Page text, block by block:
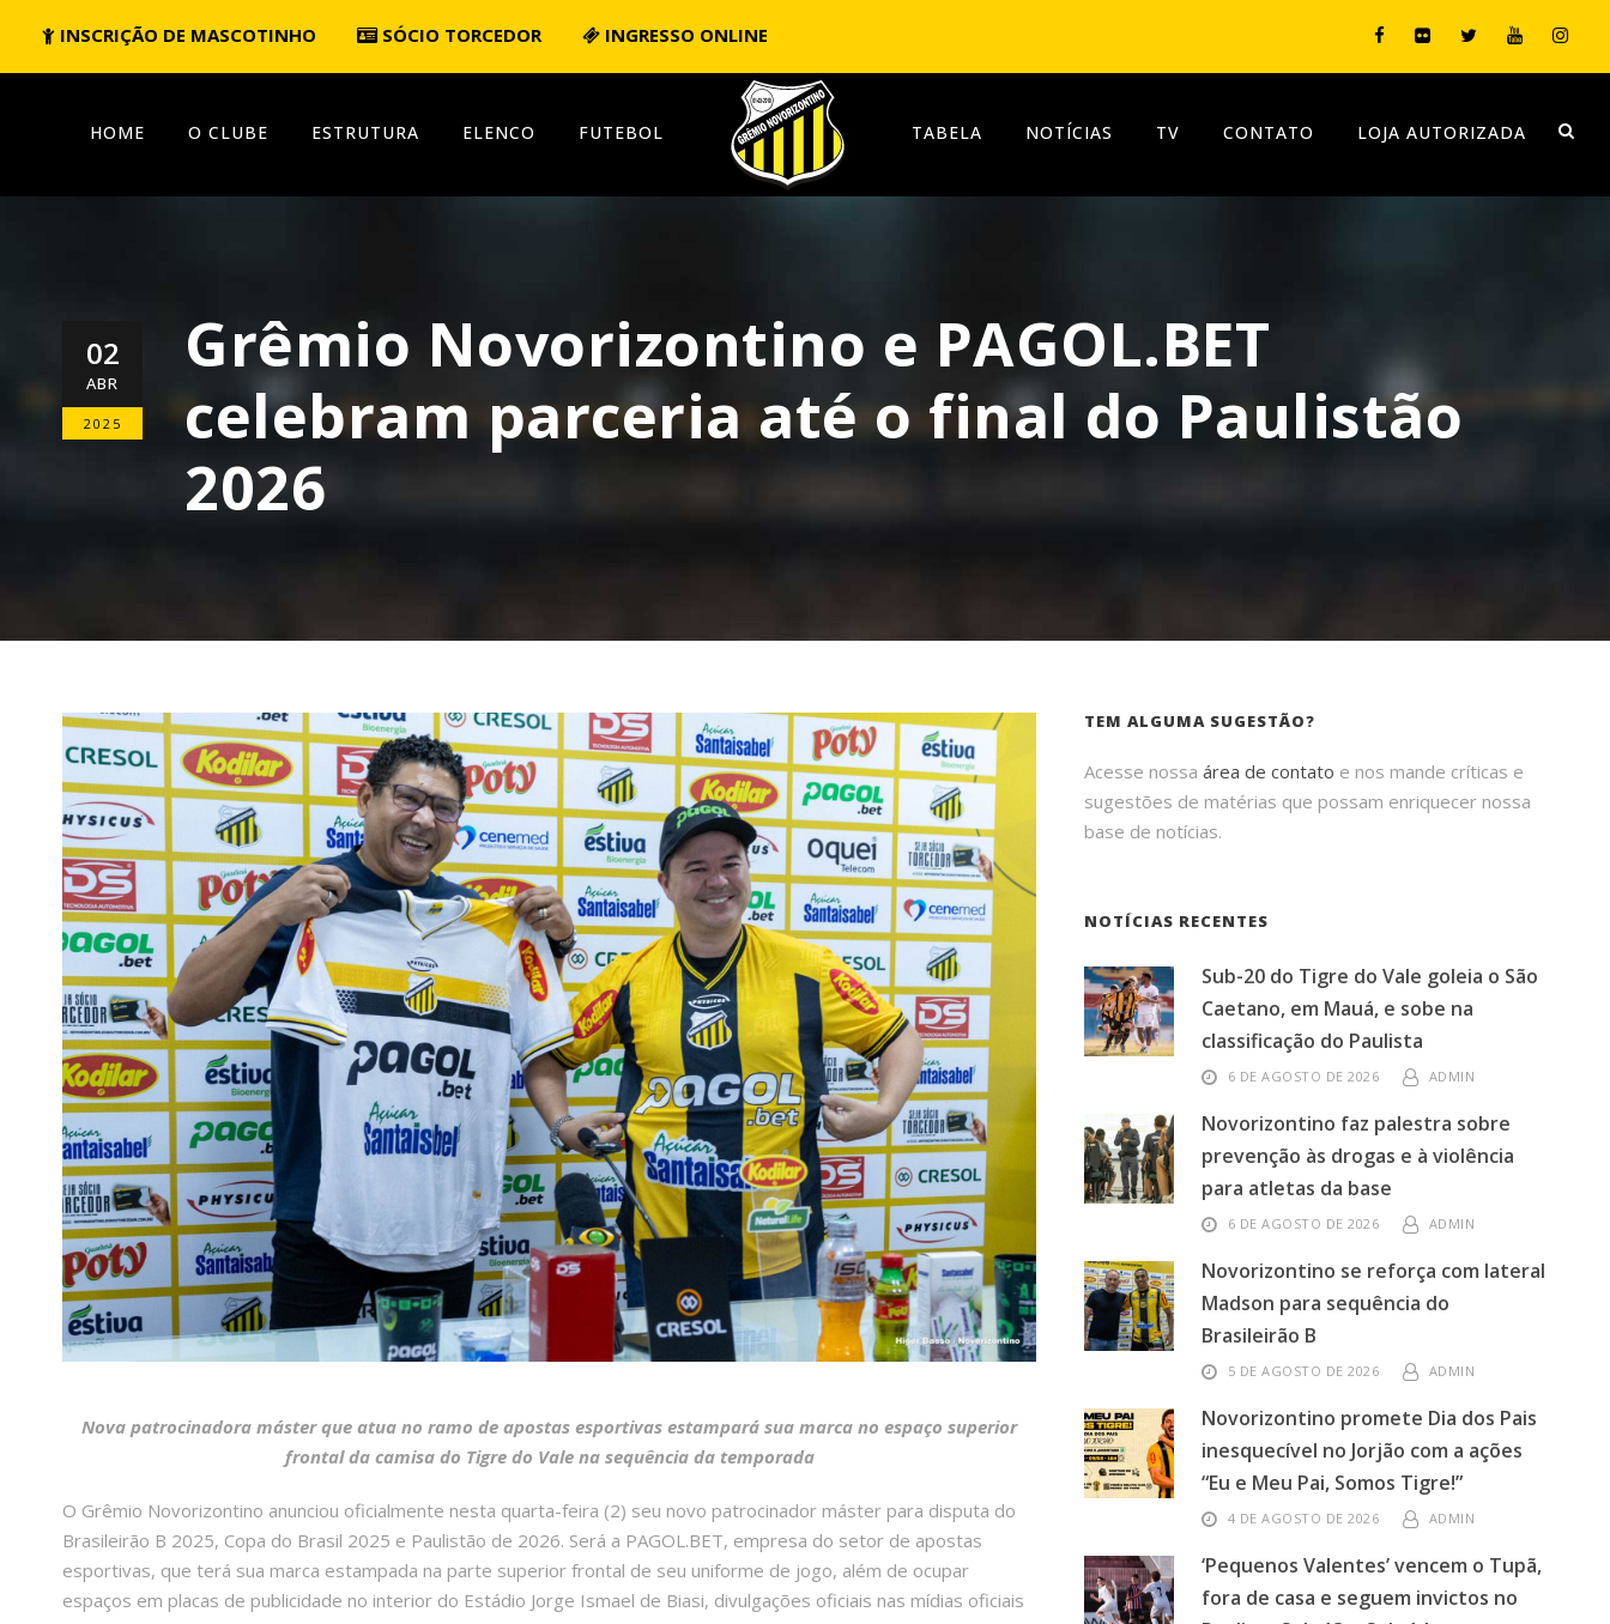
INSCRIÇÃO DE MASCOTINHO SÓCIO TORCEDOR INGRESSO ONLINE
HOME O CLUBE ESTRUTURA ELENCO FUTEBOL TABELA NOTÍCIAS TV CONTATO LOJA AUTORIZADA
02
ABR
2025
Grêmio Novorizontino e PAGOL.BET
celebram parceria até o final do Paulistão
2026
Nova patrocinadora máster que atua no ramo de apostas esportivas estampará sua marca no espaço superior
frontal da camisa do Tigre do Vale na sequência da temporada
O Grêmio Novorizontino anunciou oficialmente nesta quarta-feira (2) seu novo patrocinador máster para disputa do
Brasileirão B 2025, Copa do Brasil 2025 e Paulistão de 2026. Será a PAGOL.BET, empresa do setor de apostas
esportivas, que terá sua marca estampada na parte superior frontal de seu uniforme de jogo, além de ocupar
espaços em placas de publicidade no interior do Estádio Jorge Ismael de Biasi, divulgações oficiais nas mídias oficiais
TEM ALGUMA SUGESTÃO?
Acesse nossaárea de contato e nos mande críticas e
sugestões de matérias que possam enriquecer nossa
base de notícias.
NOTÍCIAS RECENTES
Sub-20 do Tigre do Vale goleia o São
Caetano, em Mauá, e sobe na
classificação do Paulista
6 DE AGOSTO DE 2026 ADMIN
Novorizontino faz palestra sobre
prevenção às drogas e à violência
para atletas da base
6 DE AGOSTO DE 2026 ADMIN
Novorizontino se reforça com lateral
Madson para sequência do
Brasileirão B
5 DE AGOSTO DE 2026 ADMIN
Novorizontino promete Dia dos Pais
inesquecível no Jorjão com a ações
“Eu e Meu Pai, Somos Tigre!”
4 DE AGOSTO DE 2026 ADMIN
‘Pequenos Valentes’ vencem o Tupã,
fora de casa e seguem invictos no